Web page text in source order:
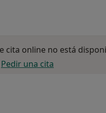
cita online no está
Pedir una cita